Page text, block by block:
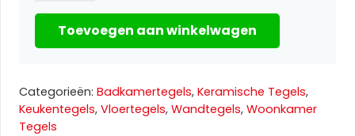
matt
30x60Toevoegen aan winkelwagen
Categorieën: Badkamertegels, Keramische Tegels,
Keukentegels, Vloertegels, Wandtegels, Woonkamer
Tegels